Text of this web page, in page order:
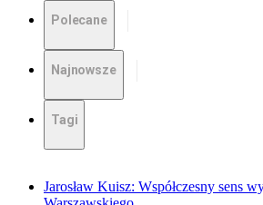
Polecane
Najnowsze
Tagi
Jarosław Kuisz: Współczesny sens